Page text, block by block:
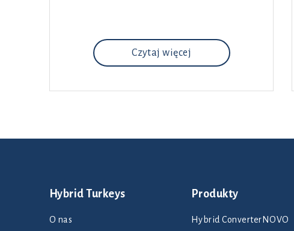
Czytaj więcej
Hybrid Turkeys
O nas
Produkty
Hybrid ConverterNOVO